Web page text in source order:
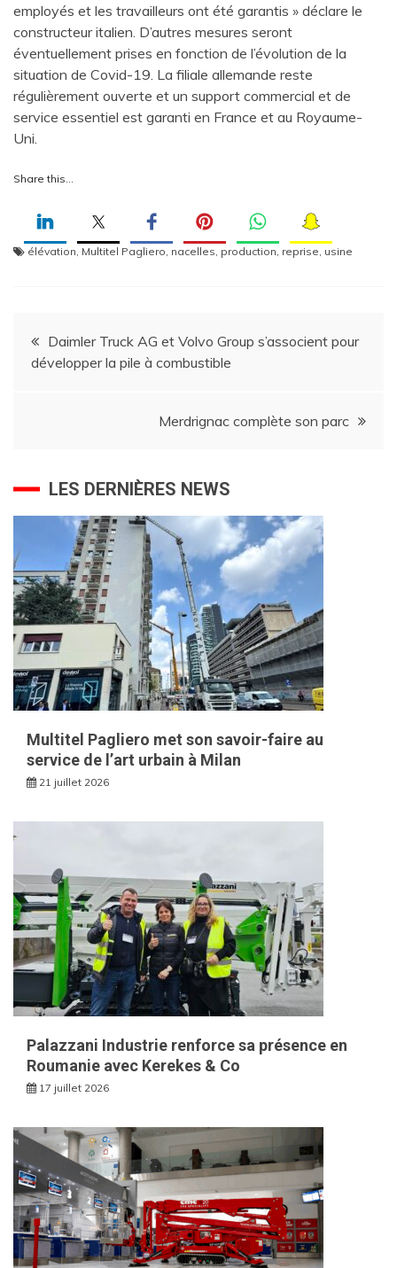
employés et les travailleurs ont été garantis » déclare le
constructeur italien. D’autres mesures seront
éventuellement prises en fonction de l’évolution de la
situation de Covid-19. La filiale allemande reste
régulièrement ouverte et un support commercial et de
service essentiel est garanti en France et au Royaume-
Uni.
Share this…
élévation, Multitel Pagliero, nacelles, production, reprise, usine
Navigation
de
Daimler Truck AG et Volvo Group s’associent pour
développer la pile à combustible
Merdrignac complète son parc
LES DERNIÈRES NEWS
Multitel Pagliero met son savoir-faire au
service de l’art urbain à Milan
21 juillet 2026
Palazzani Industrie renforce sa présence en
Roumanie avec Kerekes & Co
17 juillet 2026